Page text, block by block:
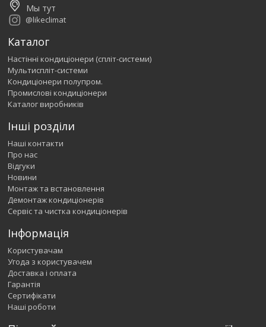
Мы тут
@likeclimat
Каталог
Настінні кондиціонери (спліт-системи)
Мультиспліт-системи
Кондиціонери полупром.
Промислові кондиціонери
Каталог виробників
Інші розділи
Наші контакти
Про нас
Відгуки
Новини
Монтаж та встановлення
Демонтаж кондиціонерів
Сервіс та чистка кондиціонерів
Інформація
Користувачам
Угода з користувачем
Доставка і оплата
Гарантія
Сертифікати
Наші роботи